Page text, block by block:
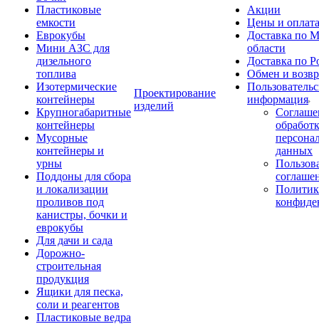
Пластиковые
емкости
Еврокубы
Мини АЗС для
дизельного
топлива
Изотермические
контейнеры
Крупногабаритные
контейнеры
Мусорные
контейнеры и
урны
Поддоны для сбора
и локализации
проливов под
канистры, бочки и
еврокубы
Для дачи и сада
Дорожно-
строительная
продукция
Ящики для песка,
соли и реагентов
Пластиковые ведра
Проектирование
изделий
Акции
Цены и оплата
Доставка по
области
Доставка по
Обмен и
информация
данных